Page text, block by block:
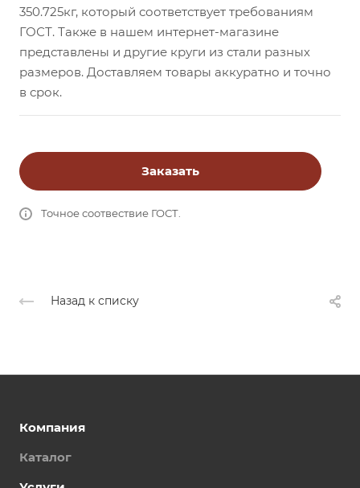
350.725кг, который соответствует требованиям
ГОСТ. Также в нашем интернет-магазине
представлены и другие круги из стали разных
размеров. Доставляем товары аккуратно и точно
в срок.
Заказать
Точное соотвествие ГОСТ.
Назад к списку
Компания
Каталог